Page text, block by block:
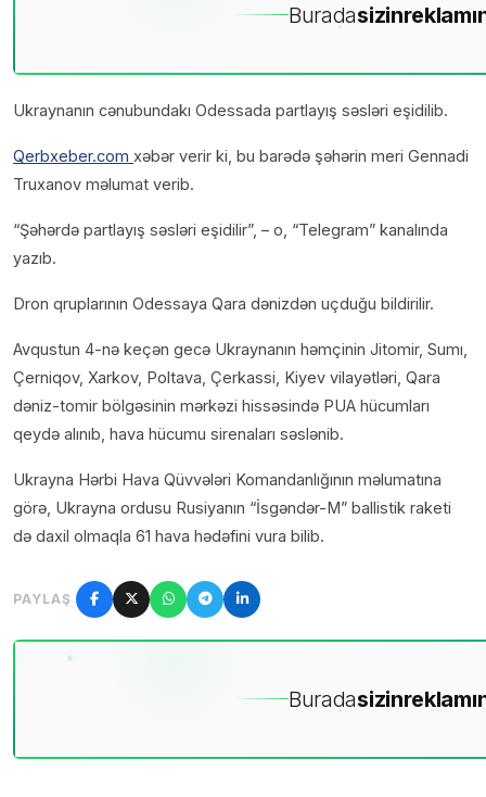
Buradasizin
Ukraynanın cənubundakı Odessada partlayış səsləri eşidilib.
Qerbxeber.com xəbər verir ki, bu barədə şəhərin meri Gennadi
Truxanov məlumat verib.
“Şəhərdə partlayış səsləri eşidilir”, – o, “Telegram” kanalında
yazıb.
Dron qruplarının Odessaya Qara dənizdən uçduğu bildirilir.
Avqustun 4-nə keçən gecə Ukraynanın həmçinin Jitomir, Sumı,
Çerniqov, Xarkov, Poltava, Çerkassi, Kiyev vilayətləri, Qara
dəniz-tomir bölgəsinin mərkəzi hissəsində PUA hücumları
qeydə alınıb, hava hücumu sirenaları səslənib.
Ukrayna Hərbi Hava Qüvvələri Komandanlığının məlumatına
görə, Ukrayna ordusu Rusiyanın “İsgəndər-M” ballistik raketi
də daxil olmaqla 61 hava hədəfini vura bilib.
PAYLAŞ
Buradasizin